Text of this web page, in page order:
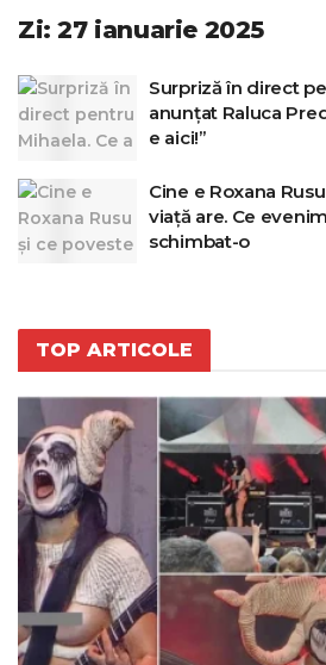
Zi:27 ianuarie 2025
Surpriză în direct
anunțat Raluca
e aici!”
Cine e Roxana
viață are. Ce
schimbat-o
TOP ARTICOLE